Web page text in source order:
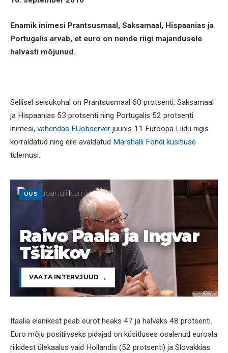
Enamik inimesi Prantsusmaal, Saksamaal, Hispaanias ja
Portugalis arvab, et euro on nende riigi majandusele
halvasti mõjunud.
Sellisel seisukohal on Prantsusmaal 60 protsenti, Saksamaal
ja Hispaanias 53 protsenti ning Portugalis 52 protsenti
inimesi, vahendas EUobserver juunis 11 Euroopa Liidu riigis
korraldatud ning eile avaldatud Marshalli Fondi küsitluse
tulemusi.
UUS
Raivo Paala ja Ingvar
Tšižikov
VAATA INTERVJUUD
Itaalia elanikest peab eurot heaks 47 ja halvaks 48 protsenti.
Euro mõju positiivseks pidajad on küsitluses osalenud euroala
riikidest ülekaalus vaid Hollandis (52 protsenti) ja Slovakkias